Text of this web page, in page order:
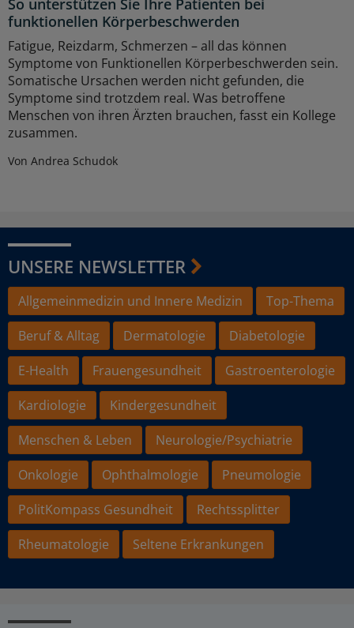
So unterstützen Sie Ihre Patienten bei
funktionellen Körperbeschwerden
Fatigue, Reizdarm, Schmerzen – all das können
Symptome von Funktionellen Körperbeschwerden sein.
Somatische Ursachen werden nicht gefunden, die
Symptome sind trotzdem real. Was betroffene
Menschen von ihren Ärzten brauchen, fasst ein Kollege
zusammen.
Von Andrea Schudok
UNSERE NEWSLETTER
Allgemeinmedizin und Innere Medizin
Top-Thema
Beruf & Alltag
Dermatologie
Diabetologie
E-Health
Frauengesundheit
Gastroenterologie
Kardiologie
Kindergesundheit
Menschen & Leben
Neurologie/Psychiatrie
Onkologie
Ophthalmologie
Pneumologie
PolitKompass Gesundheit
Rechtssplitter
Rheumatologie
Seltene Erkrankungen